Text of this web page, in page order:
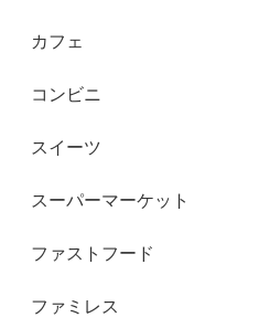
カフェ
コンビニ
スイーツ
スーパーマーケット
ファストフード
ファミレス